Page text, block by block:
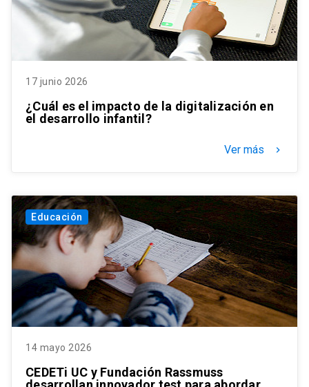
17 junio 2026
¿Cuál es el impacto de la digitalización en
el desarrollo infantil?
Ver más keyboard_arrow_right
Educación
14 mayo 2026
CEDETi UC y Fundación Rassmuss